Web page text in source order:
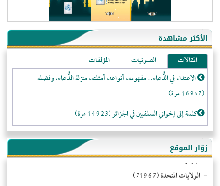
الأكثر مشاهدة
المقالات الصوتيات
المؤلفات
الاعتداء في الدُّعاء.. مفهومه، أنواعه، أمثلته، منزلة الدُّعاء، وفضله
(16957 مرة)
كلمة إلى إخواني السلفيين في الجزائر (14923 مرة)
لا تتَّبعوا عورات الـمسلمين (13369 مرة)
المَرْأَةُ وَالْحُقُوقُ الْمَزْعُوَمَةُ (12480 مرة)
الـنـُّصـيريَّـة الحقيقة والواقع (10983 مرة)
زوّار الموقع
- الجزائر (94588)
- الولايات المتحدة (71967)